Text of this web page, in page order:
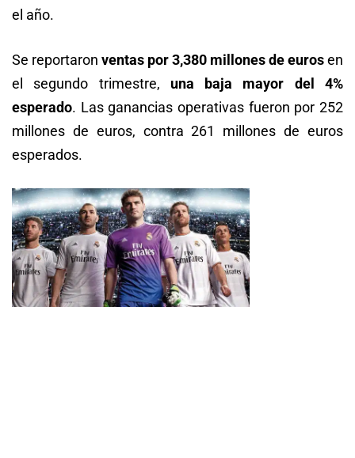
el año.
Se reportaron ventas por 3,380 millones de eurosen
el segundo trimestre, una baja mayor del 4%
esperado. Las ganancias operativas fueron por 252
millones de euros, contra 261 millones de euros
esperados.